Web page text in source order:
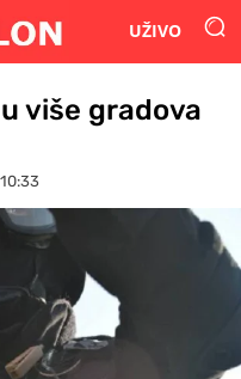
UŽIVO
više gradova